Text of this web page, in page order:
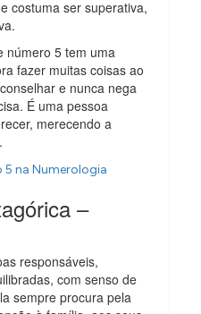
costuma ser superativa,
número 5 tem uma
fazer muitas coisas ao
e nunca nega
É uma pessoa
merecendo a
na Numerologia
–
responsáveis,
com senso de
sempre procura pela